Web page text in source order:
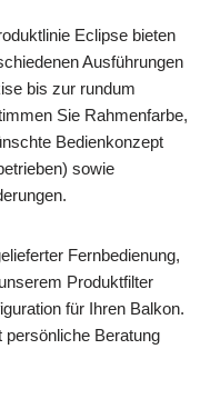
Eclipse bieten
Ausführungen
bis zur rundum
Sie Rahmenfarbe,
Bedienkonzept
sowie
Fernbedienung,
Produktfilter
für Ihren Balkon.
Beratung